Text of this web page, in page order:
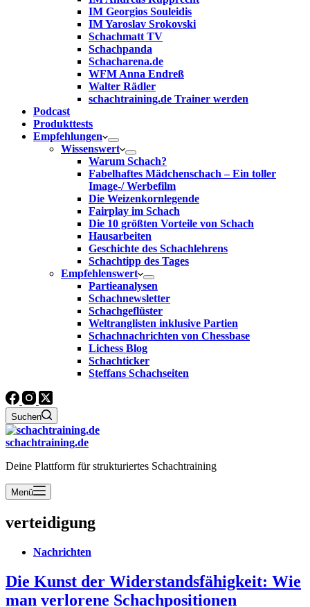
IM Georgios Souleidis
IM Yaroslav Srokovski
Schachmatt TV
Schachpanda
Schacharena.de
WFM Anna Endreß
Walter Rädler
schachtraining.de Trainer werden
Podcast
Produkttests
Empfehlungen
Wissenswert
Warum Schach?
Fabelhaftes Mädchenschach – Ein toller
Image-/ Werbefilm
Die Weizenkornlegende
Fairplay im Schach
Die 10 größten Vorteile von Schach‎
Hausarbeiten
Geschichte des Schachlehrens
Schachtipp des Tages
Empfehlenswert
Partieanalysen
Schachnewsletter
Schachgeflüster
Weltranglisten inklusive Partien
Schachnachrichten von Chessbase
Lichess Blog
Schachticker
Steffans Schachseiten
Suchen
schachtraining.de
Deine Plattform für strukturiertes Schachtraining
Menü
verteidigung
Nachrichten
Die Kunst der Widerstandsfähigkeit: Wie
man verlorene Schachpositionen